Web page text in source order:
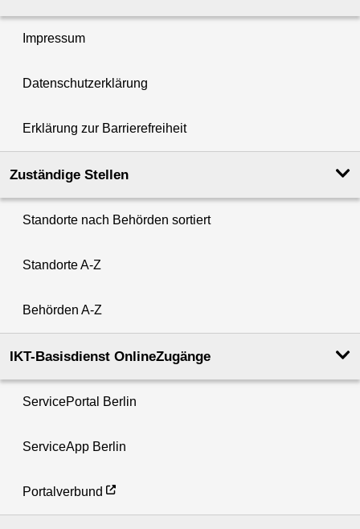
Impressum
Datenschutzerklärung
Erklärung zur Barrierefreiheit
Zuständige Stellen
Standorte nach Behörden sortiert
Standorte A-Z
Behörden A-Z
IKT-Basisdienst OnlineZugänge
ServicePortal Berlin
ServiceApp Berlin
Portalverbund